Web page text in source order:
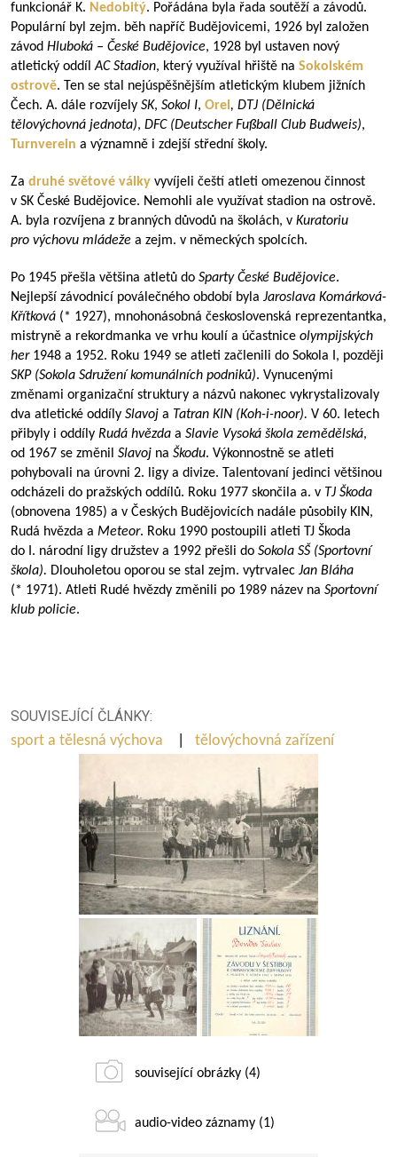
funkcionář K. Nedobitý. Pořádána byla řada soutěží a závodů.
Populární byl zejm. běh napříč Budějovicemi, 1926 byl založen
závod Hluboká – České Budějovice, 1928 byl ustaven nový
atletický oddílAC Stadion, který využíval hřiště na Sokolském
ostrově. Ten se stal nejúspěšnějším atletickým klubem jižních
Čech. A. dále rozvíjely SK, Sokol I, Orel , DTJ (Dělnická
tělovýchovná jednota), DFC (Deutscher Fußball Club Budweis),
Turnverein a významně i zdejší střední školy.
Za druhé světové války vyvíjeli čeští atleti omezenou činnost
v SK České Budějovice. Nemohli ale využívat stadion na ostrově.
A. byla rozvíjena z branných důvodů na školách, v Kuratoriu
pro výchovu mládeže a zejm. v německých spolcích.
Po 1945 přešla většina atletů do Sparty České Budějovice.
Nejlepší závodnicí poválečného období byla Jaroslava Komárková-
Křítková (* 1927), mnohonásobná československá reprezentantka,
mistryně a rekordmanka ve vrhu koulí a účastnice olympijských
her1948 a 1952. Roku 1949 se atleti začlenili do Sokola I, později
SKP (Sokola Sdružení komunálních podniků). Vynucenými
změnami organizační struktury a názvů nakonec vykrystalizovaly
dva atletické oddíly Slavoj a Tatran KIN (Koh-i-noor). V 60. letech
přibyly i oddíly Rudá hvězda a Slavie Vysoká škola zemědělská,
od 1967 se změnil Slavoj na Škodu. Výkonnostně se atleti
pohybovali na úrovni 2. ligy a divize. Talentovaní jedinci většinou
odcházeli do pražských oddílů. Roku 1977 skončila a. v TJ Škoda
(obnovena 1985) a v Českých Budějovicích nadále působily KIN,
Rudá hvězda a Meteor. Roku 1990 postoupili atleti TJ Škoda
do I. národní ligy družstev a 1992 přešli do Sokola SŠ (Sportovní
škola). Dlouholetou oporou se stal zejm. vytrvalec Jan Bláha
(* 1971). Atleti Rudé hvězdy změnili po 1989 název na Sportovní
klub policie.
SOUVISEJÍCÍ ČLÁNKY:
sport a tělesná výchova
tělovýchovná zařízení
související obrázky (4)
audio-video záznamy (1)